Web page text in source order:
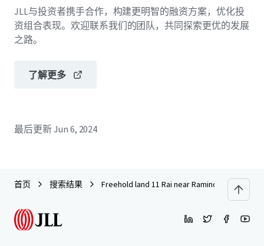
JLL与投资者携手合作，构建更明智的融资方案，优化投
资组合表现。欢迎联系我们的团队，共同探索更优的发展
之路。
了解更多
最后更新Jun 6, 2024
首页 搜索结果 Freehold land 11 Rai near Ramindra